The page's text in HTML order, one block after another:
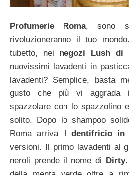
Profumerie Roma, sono
rivoluzioneranno il tuo
tubetto, nei negozi Lush di
nuovissimi lavadenti in
lavadenti? Semplice, basta
gusto che più vi aggrada
spazzolare con lo spazzolino
solito. Dopo lo shampoo
Roma arriva ildentifricio in
versioni. Il primo lavadenti al
neroli prende il nome di
Dirty.